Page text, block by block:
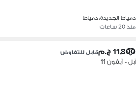
دمياط الجديدة، دمياط
منذ 20 ساعات
11,800 ج.م قابل للتفاوض
آبل - آيفون 11